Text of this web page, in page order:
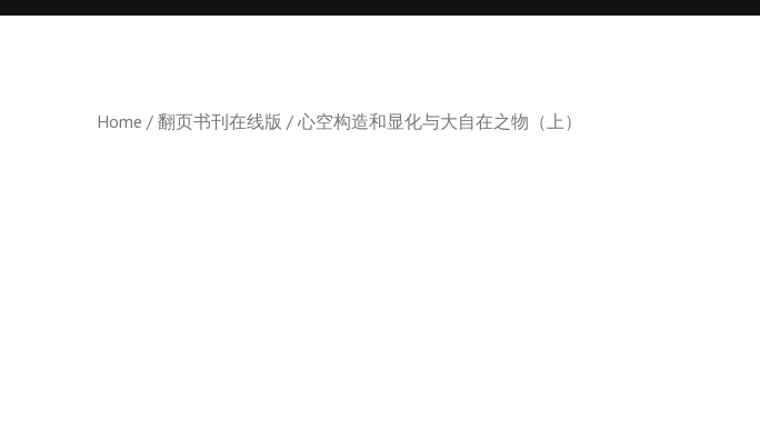
Home / 翻页书刊在线版 / 心空构造和显化与大自在之物（上）